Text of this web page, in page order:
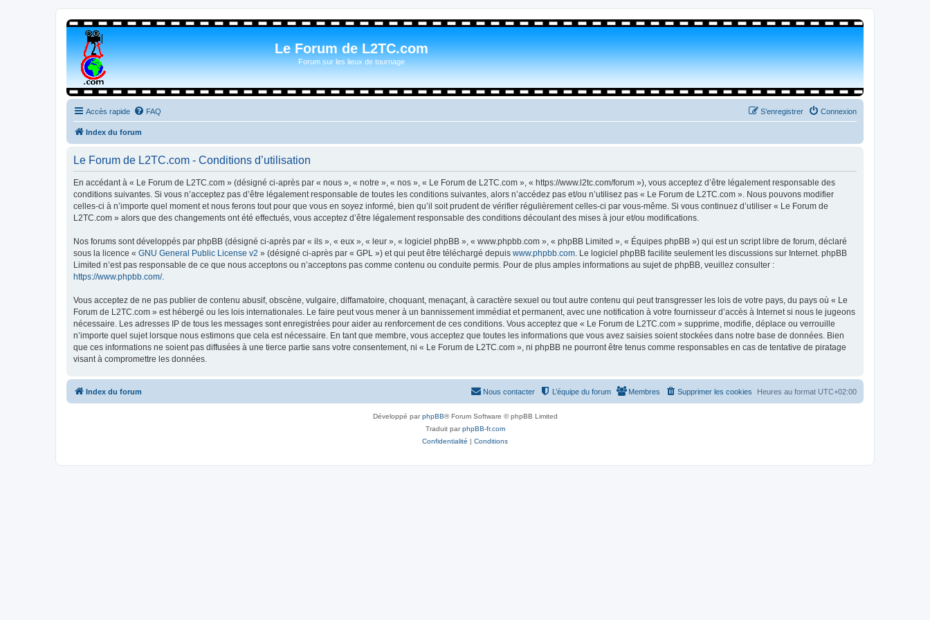
Le Forum de L2TC.com
Forum sur les lieux de tournage
Accès rapide FAQ Connexion
S’enregistrer
Index du forum
Le Forum de L2TC.com - Conditions d’utilisation
En accédant à « Le Forum de L2TC.com » (désigné ci-après par « nous », « notre », « nos », « Le Forum de L2TC.com », « https://www.l2tc.com/forum »), vous acceptez d’être légalement responsable des
conditions suivantes. Si vous n’acceptez pas d’être légalement responsable de toutes les conditions suivantes, alors n’accédez pas et/ou n’utilisez pas « Le Forum de L2TC.com ». Nous pouvons modifier
celles-ci à n’importe quel moment et nous ferons tout pour que vous en soyez informé, bien qu’il soit prudent de vérifier régulièrement celles-ci par vous-même. Si vous continuez d’utiliser « Le Forum de
L2TC.com » alors que des changements ont été effectués, vous acceptez d’être légalement responsable des conditions découlant des mises à jour et/ou modifications.
Nos forums sont développés par phpBB (désigné ci-après par « ils », « eux », « leur », « logiciel phpBB », « www.phpbb.com », « phpBB Limited », « Équipes phpBB ») qui est un script libre de forum, déclaré
sous la licence « GNU General Public License v2 » (désigné ci-après par « GPL ») et qui peut être téléchargé depuis www.phpbb.com. Le logiciel phpBB facilite seulement les discussions sur Internet. phpBB
Limited n’est pas responsable de ce que nous acceptons ou n’acceptons pas comme contenu ou conduite permis. Pour de plus amples informations au sujet de phpBB, veuillez consulter :
https://www.phpbb.com/.
Vous acceptez de ne pas publier de contenu abusif, obscène, vulgaire, diffamatoire, choquant, menaçant, à caractère sexuel ou tout autre contenu qui peut transgresser les lois de votre pays, du pays où « Le
Forum de L2TC.com » est hébergé ou les lois internationales. Le faire peut vous mener à un bannissement immédiat et permanent, avec une notification à votre fournisseur d’accès à Internet si nous le jugeons
nécessaire. Les adresses IP de tous les messages sont enregistrées pour aider au renforcement de ces conditions. Vous acceptez que « Le Forum de L2TC.com » supprime, modifie, déplace ou verrouille
n’importe quel sujet lorsque nous estimons que cela est nécessaire. En tant que membre, vous acceptez que toutes les informations que vous avez saisies soient stockées dans notre base de données. Bien
que ces informations ne soient pas diffusées à une tierce partie sans votre consentement, ni « Le Forum de L2TC.com », ni phpBB ne pourront être tenus comme responsables en cas de tentative de piratage
visant à compromettre les données.
Index du forum Heures au format UTC+02:00
Supprimer les cookies
Membres
L’équipe du forum
Nous contacter
Développé parphpBB® Forum Software © phpBB Limited
Traduit parphpBB-fr.com
Confidentialité | Conditions